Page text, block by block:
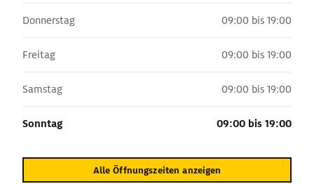
Donnerstag 09:00 bis 19:00
Freitag 09:00 bis 19:00
Samstag 09:00 bis 19:00
Sonntag 09:00 bis 19:00
Alle Öffnungszeiten anzeigen